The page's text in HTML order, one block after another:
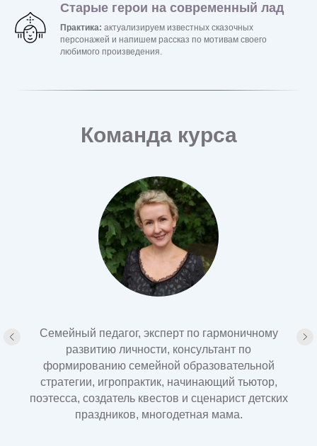
Старые герои на современный лад
Практика: актуализируем известных сказочных
персонажей и напишем рассказ по мотивам своего
любимого произведения.
Команда курса
Семейный педагог, эксперт по гармоничному
развитию личности, консультант по
формированию семейной образовательной
стратегии, игропрактик, начинающий тьютор,
поэтесса, создатель квестов и сценарист детских
праздников, многодетная мама.
КОНТАКТЫ ДЛЯ СВЯЗИ